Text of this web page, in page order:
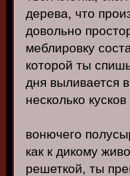
дерева, что
довольно
меблировку
которой ты
дня выливается
несколько кусков
вонючего
как к дикому
решеткой, ты